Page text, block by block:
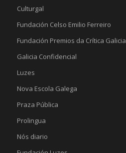
Culturgal
Fundación Celso Emilio Ferreiro
Fundación Premios da Crítica Galicia
Galicia Confidencial
Luzes
Nova Escola Galega
Praza Pública
Prolingua
Nós diario